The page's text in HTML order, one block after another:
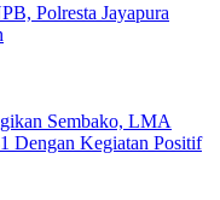
Polresta Jayapura
Sembako, LMA
Dengan Kegiatan Positif